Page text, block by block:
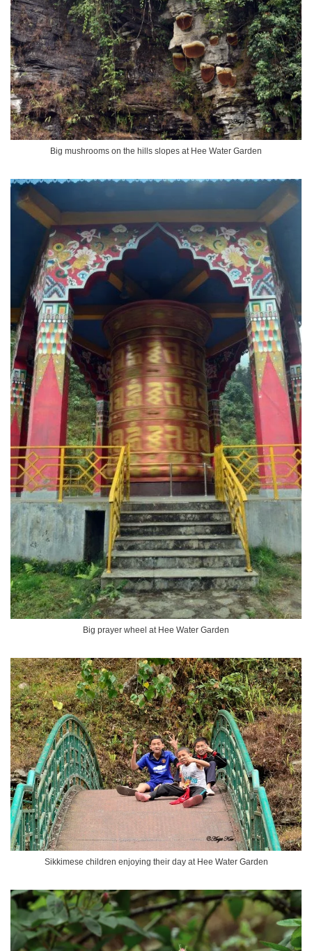
Big mushrooms on the hills slopes at Hee Water Garden
Big prayer wheel at Hee Water Garden
Sikkimese children enjoying their day at Hee Water Garden